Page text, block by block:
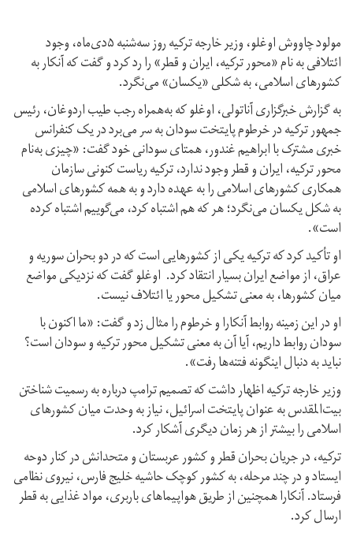
مولود چاووش اوغلو، وزیر خارجه ترکیه روز سه‌شنبه ۵دی‌ماه، وجود
ائتلافی به نام «محور ترکیه، ایران و قطر» را رد کرد و گفت که آنکار به
کشورهای اسلامی، به شکلی «یکسان» می‌نگرد.
به گزارش خبرگزاری آناتولی، اوغلو که به‌همراه رجب طیب اردوغان، رئیس
جمهور ترکیه در خرطوم پایتخت سودان به سر می‌برد در یک کنفرانس
خبری مشترک با ابراهیم غندور، همتای سودانی خود گفت: «چیزی به‌نام
محور ترکیه، ایران و قطر وجود ندارد، ترکیه ریاست کنونی سازمان
همکاری کشورهای اسلامی را به عهده دارد و به همه کشورهای اسلامی
به شکل یکسان می‌نگرد؛ هر که هم اشتباه کرد، می‌گوییم اشتباه کرده
است».
او تأکید کرد که ترکیه یکی از کشورهایی است که در دو بحران سوریه و
عراق، از مواضع ایران بسیار انتقاد کرد. اوغلو گفت که نزدیکی مواضع
میان کشورها، به معنی تشکیل محور یا ائتلاف نیست.
او در این زمینه روابط آنکارا و خرطوم را مثال زد و گفت: «ما اکنون با
سودان روابط داریم، آیا آن به معنی تشکیل محور ترکیه و سودان است؟
نباید به دنبال اینگونه فتنه‌ها رفت».
وزیر خارجه ترکیه اظهار داشت که تصمیم ترامپ درباره به رسمیت شناختن
بیت‌المقدس به عنوان پایتخت اسرائیل، نیاز به وحدت میان کشورهای
اسلامی را بیشتر از هر زمان دیگری آشکار کرد.
ترکیه، در جریان بحران قطر و کشور عربستان و متحدانش در کنار دوحه
ایستاد و در چند مرحله، به کشور کوچک حاشیه خلیج فارس، نیروی نظامی
فرستاد. آنکارا همچنین از طریق هواپیماهای باربری، مواد غذایی به قطر
ارسال کرد.